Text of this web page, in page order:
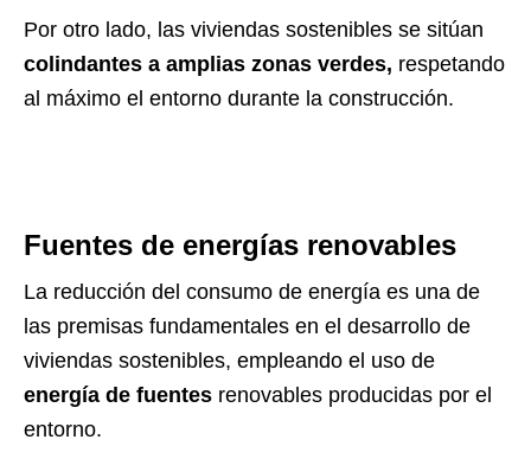
Por otro lado, las viviendas sostenibles se sitúan
colindantes a amplias zonas verdes, respetando
al máximo el entorno durante la construcción.
Fuentes de energías renovables
La reducción del consumo de energía es una de
las premisas fundamentales en el desarrollo de
viviendas sostenibles, empleando el uso de
energía de fuentes renovables producidas por el
entorno.